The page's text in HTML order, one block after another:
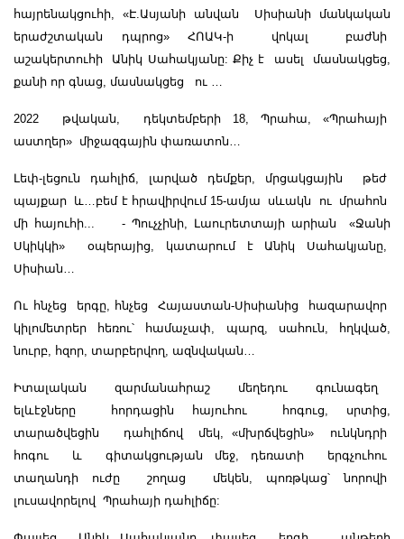
հայրենակցուհի, «Է.Ասյանի անվան Սիսիանի մանկական
երաժշտական դպրոց» ՀՈԱԿ-ի վոկալ բաժնի
աշակերտուհի Անիկ Սահակյանը: Քիչ է ասել մասնակցեց,
քանի որ գնաց, մասնակցեց ու …
2022 թվական, դեկտեմբերի 18, Պրահա, «Պրահայի
աստղեր» միջազգային փառատոն…
Լեփ-լեցուն դահլիճ, լարված դեմքեր, մրցակցային թեժ
պայքար և…բեմ է հրավիրվում 15-ամյա սևակն ու մրահոն
մի հայուհի...
- Պուչչինի, Լաուրետտայի արիան «Ջանի
Սկիկկի» օպերայից, կատարում է Անիկ Սահակյանը,
Սիսիան…
Ու հնչեց երգը, հնչեց Հայաստան-Սիսիանից հազարավոր
կիլոմետրեր հեռու՝ համաչափ, պարզ, սահուն, հղկված,
նուրբ, հզոր, տարբերվող, ազնվական…
Իտալական զարմանահրաշ մեղեդու գունագեղ
ելևէջները հորդացին հայուհու հոգուց, սրտից,
տարածվեցին դահլիճով մեկ, «մխրճվեցին» ունկնդրի
հոգու և գիտակցության մեջ, դեռատի երգչուհու
տաղանդի ուժը շողաց մեկեն, պոռթկաց՝ նորովի
լուսավորելով Պրահայի դահլիճը: